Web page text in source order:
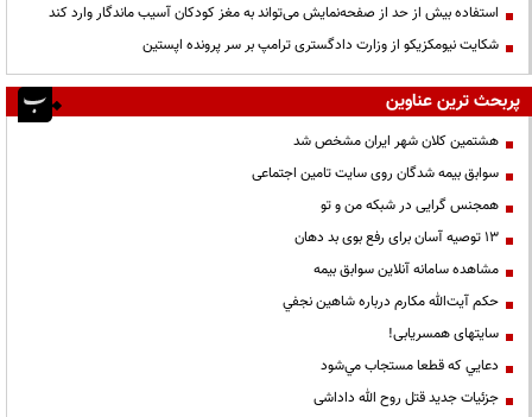
استفاده بیش از حد از صفحه‌نمایش می‌تواند به مغز کودکان آسیب ماندگار وارد کند
شکایت نیومکزیکو از وزارت دادگستری ترامپ بر سر پرونده اپستین
پربحث ترین عناوین
هشتمین کلان شهر ایران مشخص شد
سوابق بیمه شدگان روی سایت تامین اجتماعی
همجنس گرایی در شبکه من و تو
13 توصیه آسان برای رفع بوی بد دهان
مشاهده سامانه آنلاين سوابق بیمه
حكم آيت‌الله مكارم درباره شاهين نجفي
سایتهای همسریابی!
دعايي كه قطعا مستجاب مي‌شود
جزئیات جدید قتل روح الله داداشی